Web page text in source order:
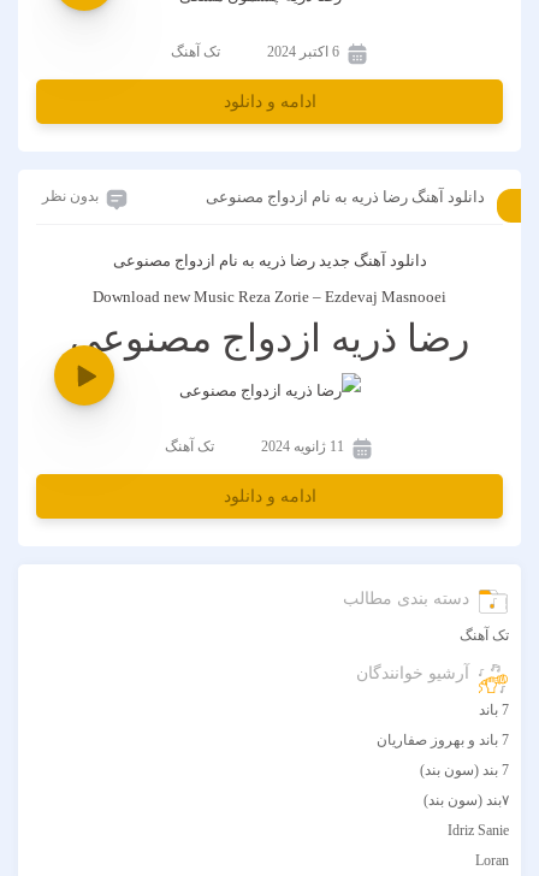
6 اکتبر 2024 تک آهنگ
ادامه و دانلود
دانلود آهنگ رضا ذریه به نام ازدواج مصنوعی بدون نظر
دانلود آهنگ جدید رضا ذریه به نام ازدواج مصنوعی
Download new Music Reza Zorie – Ezdevaj Masnooei
رضا ذریه ازدواج مصنوعی
11 ژانویه 2024 تک آهنگ
ادامه و دانلود
دسته بندی مطالب
تک آهنگ
آرشیو خوانندگان
7 باند
7 باند و بهروز صفاریان
7 بند (سون بند)
۷بند (سون بند)
Idriz Sanie
Loran